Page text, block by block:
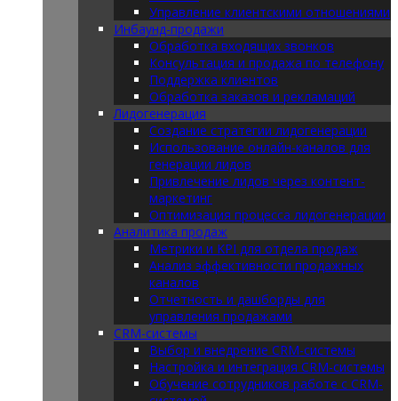
Управление клиентскими отношениями
Инбаунд-продажи
Обработка входящих звонков
Консультация и продажа по телефону
Поддержка клиентов
Обработка заказов и рекламаций
Лидогенерация
Создание стратегии лидогенерации
Использование онлайн-каналов для
генерации лидов
Привлечение лидов через контент-
маркетинг
Оптимизация процесса лидогенерации
Аналитика продаж
Метрики и KPI для отдела продаж
Анализ эффективности продажных
каналов
Отчетность и дашборды для
управления продажами
CRM-системы
Выбор и внедрение CRM-системы
Настройка и интеграция CRM-системы
Обучение сотрудников работе с CRM-